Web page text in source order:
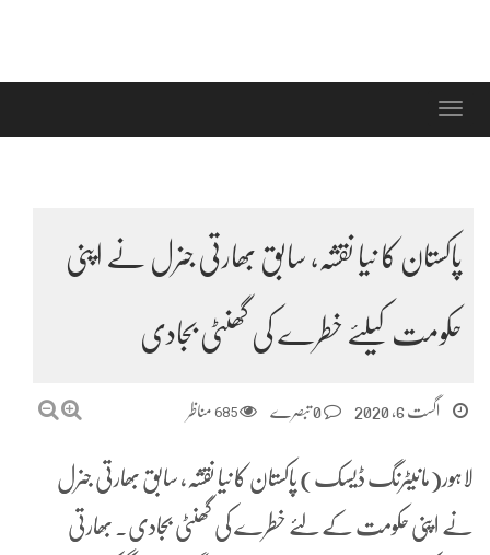
Toggle
پاکستان کا نیا نقشہ، سابق بھارتی جنرل نے اپنی
حکومت کیلئے خطرے کی گھنٹی بجادی
اگست 6, 2020 685 مناظر
لاہور(مانیٹرنگ ڈیسک) پاکستان کا نیا نقشہ، سابق بھارتی جنرل
نے اپنی حکومت کے لئے خطرے کی گھنٹی بجادی۔ بھارتی